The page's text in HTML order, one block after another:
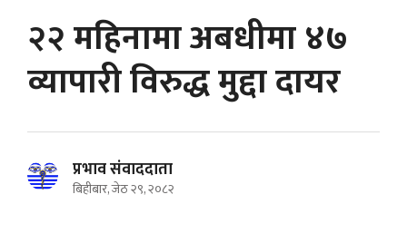
२२ महिनामा अबधीमा ४७
व्यापारी विरुद्ध मुद्दा दायर
प्रभाव संवाददाता
बिहीबार, जेठ २९, २०८२